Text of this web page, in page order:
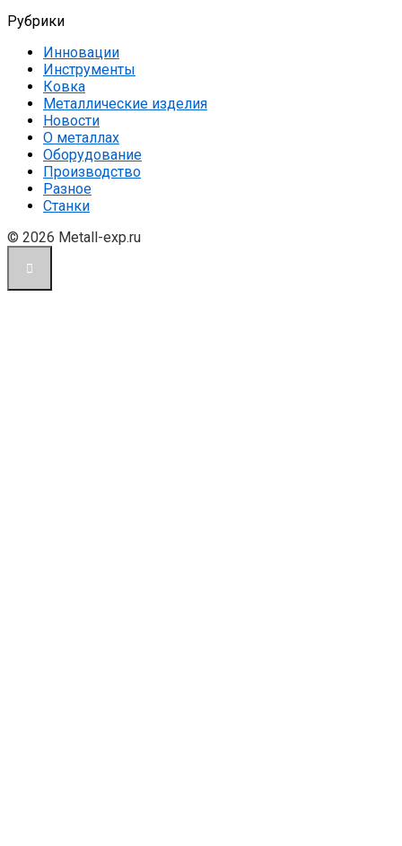
Рубрики
Инновации
Инструменты
Ковка
Металлические изделия
Новости
О металлах
Оборудование
Производство
Разное
Станки
© 2026 Metall-exp.ru